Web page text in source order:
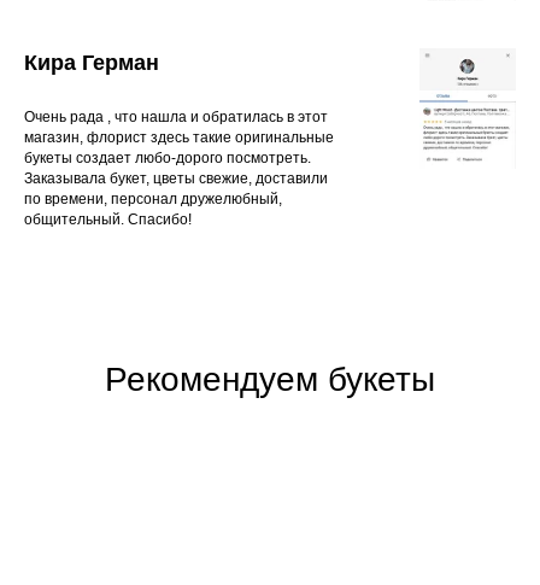
Кира Герман
Очень рада , что нашла и обратилась в этот
магазин, флорист здесь такие оригинальные
букеты создает любо-дорого посмотреть.
Заказывала букет, цветы свежие, доставили
по времени, персонал дружелюбный,
общительный. Спасибо!
Рекомендуем букеты